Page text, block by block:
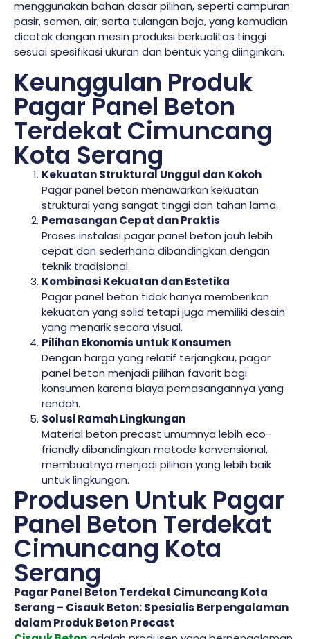
menggunakan bahan dasar pilihan, seperti campuran
pasir, semen, air, serta tulangan baja, yang kemudian
dicetak dengan mesin produksi berkualitas tinggi
sesuai spesifikasi ukuran dan bentuk yang diinginkan.
Keunggulan Produk
Pagar Panel Beton
Terdekat Cimuncang
Kota Serang
Kekuatan Struktural Unggul dan Kokoh
Pagar panel beton menawarkan kekuatan
struktural yang sangat tinggi dan tahan lama.
Pemasangan Cepat dan Praktis
Proses instalasi pagar panel beton jauh lebih
cepat dan sederhana dibandingkan dengan
teknik tradisional.
Kombinasi Kekuatan dan Estetika
Pagar panel beton tidak hanya memberikan
kekuatan yang solid tetapi juga memiliki desain
yang menarik secara visual.
Pilihan Ekonomis untuk Konsumen
Dengan harga yang relatif terjangkau, pagar
panel beton menjadi pilihan favorit bagi
konsumen karena biaya pemasangannya yang
rendah.
Solusi Ramah Lingkungan
Material beton precast umumnya lebih eco-
friendly dibandingkan metode konvensional,
membuatnya menjadi pilihan yang lebih baik
untuk lingkungan.
Produsen Untuk Pagar
Panel Beton Terdekat
Cimuncang Kota
Serang
Pagar Panel Beton Terdekat Cimuncang Kota
Serang – Cisauk Beton: Spesialis Berpengalaman
dalam Produk Beton Precast